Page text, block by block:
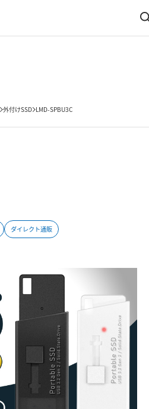
外付けSSD LMD-SPBU3C
ダイレクト通販